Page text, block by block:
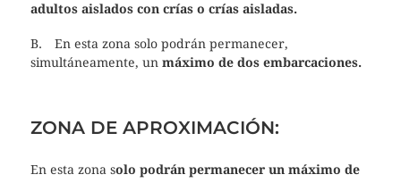
adultos aislados con crías o crías aisladas.
B. En esta zona solo podrán permanecer,
simultáneamente, un máximo de dos embarcaciones.
ZONA DE APROXIMACIÓN:
En esta zona solo podrán permanecer un máximo de